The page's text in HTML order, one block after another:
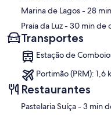
Marina de Lagos- 28
Praia da Luz- 30 min de
Transportes
Estação de
Portimão (PRM): 1,6
Restaurantes
‪Pastelaria